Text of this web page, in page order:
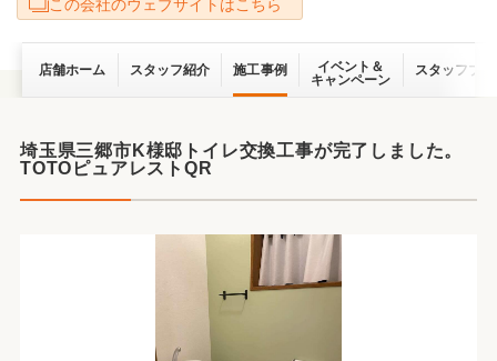
この会社のウェブサイトはこちら
店舗ホーム スタッフ紹介 施工事例
イベント＆
キャンペーン
スタッフブ
埼玉県三郷市K様邸トイレ交換工事が完了しました。
TOTOピュアレストQR